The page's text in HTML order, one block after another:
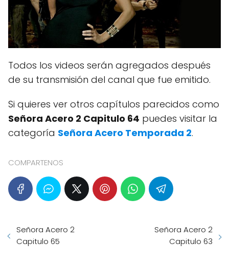
Todos los videos serán agregados después
de su transmisión del canal que fue emitido.
Si quieres ver otros capítulos parecidos como
Señora Acero 2 Capitulo 64 puedes visitar la
categoría Señora Acero Temporada 2.
COMPARTENOS
Señora Acero 2
Capitulo 65
Señora Acero 2
Capitulo 63